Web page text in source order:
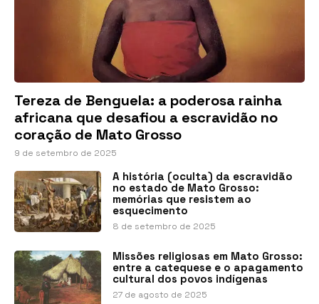
Tereza de Benguela: a poderosa rainha
africana que desafiou a escravidão no
coração de Mato Grosso
9 de setembro de 2025
A história (oculta) da escravidão
no estado de Mato Grosso:
memórias que resistem ao
esquecimento
8 de setembro de 2025
Missões religiosas em Mato Grosso:
entre a catequese e o apagamento
cultural dos povos indígenas
27 de agosto de 2025